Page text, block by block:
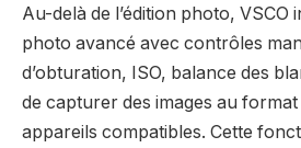
Au-delà de l’édition photo, VSCO
photo avancé avec contrôles
d’obturation, ISO, balance des
de capturer des images au format
appareils compatibles. Cette